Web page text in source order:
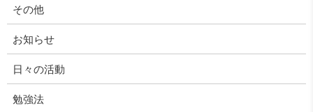
その他
お知らせ
日々の活動
勉強法